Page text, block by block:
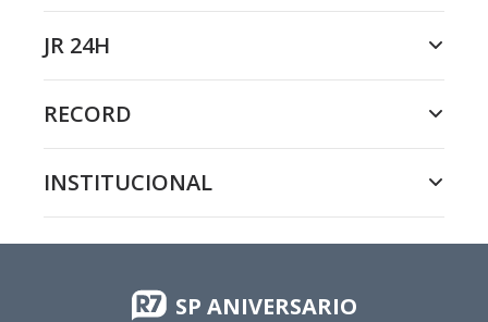
JR 24H
RECORD
INSTITUCIONAL
SP ANIVERSARIO